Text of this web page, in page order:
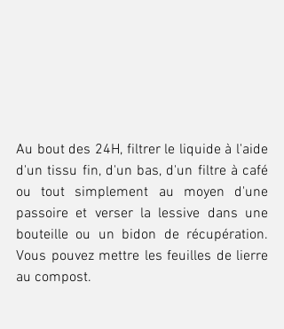
Au bout des 24H, filtrer le liquide à l'aide
d'un tissu fin, d'un bas, d'un filtre à café
ou tout simplement au moyen d'une
passoire et verser la lessive dans une
bouteille ou un bidon de récupération.
Vous pouvez mettre les feuilles de lierre
au compost.